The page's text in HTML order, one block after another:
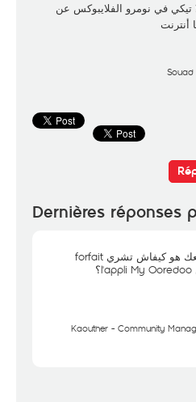
في نومرو الفلايبوكس عن
أنترنت
Souad
Dernières réponses
عسلامة Souad، الطلب متعك هو كيفاش تشري forfait
Kaouther - Community